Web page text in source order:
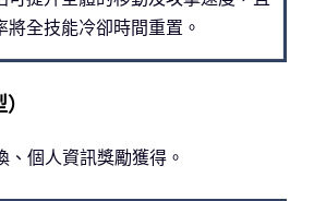
將全技能冷卻時間重置。
、個人資訊獎勵獲得。